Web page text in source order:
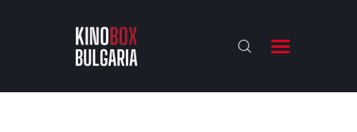
KINOBOX BULGARIA